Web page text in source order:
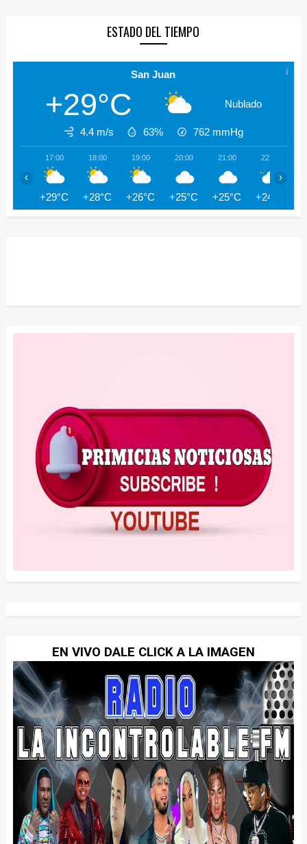
ESTADO DEL TIEMPO
San Juan
+29°C Nublado
4.4 m/s 63% 762 mmHg
17:00
+29°C
18:00
+28°C
19:00
+26°C
20:00
+25°C
21:00
+25°C
22:00
+24°C
‹ ›
EN VIVO DALE CLICK A LA IMAGEN